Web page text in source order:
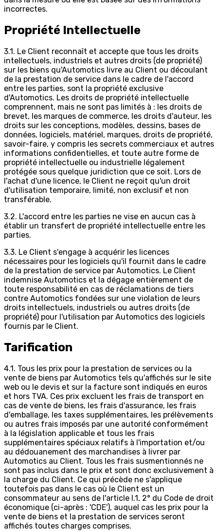
incorrectes.
Propriété Intellectuelle
3.1. Le Client reconnaît et accepte que tous les droits
intellectuels, industriels et autres droits (de propriété)
sur les biens qu'Automotics livre au Client ou découlant
de la prestation de service dans le cadre de l'accord
entre les parties, sont la propriété exclusive
d'Automotics. Les droits de propriété intellectuelle
comprennent, mais ne sont pas limités à : les droits de
brevet, les marques de commerce, les droits d'auteur, les
droits sur les conceptions, modèles, dessins, bases de
données, logiciels, matériel, marques, droits de propriété,
savoir-faire, y compris les secrets commerciaux et autres
informations confidentielles, et toute autre forme de
propriété intellectuelle ou industrielle légalement
protégée sous quelque juridiction que ce soit. Lors de
l'achat d'une licence, le Client ne reçoit qu'un droit
d'utilisation temporaire, limité, non exclusif et non
transférable.
3.2. L'accord entre les parties ne vise en aucun cas à
établir un transfert de propriété intellectuelle entre les
parties.
3.3. Le Client s'engage à acquérir les licences
nécessaires pour les logiciels qu'il fournit dans le cadre
de la prestation de service par Automotics. Le Client
indemnise Automotics et la dégage entièrement de
toute responsabilité en cas de réclamations de tiers
contre Automotics fondées sur une violation de leurs
droits intellectuels, industriels ou autres droits (de
propriété) pour l'utilisation par Automotics des logiciels
fournis par le Client.
Tarification
4.1. Tous les prix pour la prestation de services ou la
vente de biens par Automotics tels qu'affichés sur le site
web ou le devis et sur la facture sont indiqués en euros
et hors TVA. Ces prix excluent les frais de transport en
cas de vente de biens, les frais d'assurance, les frais
d'emballage, les taxes supplémentaires, les prélèvements
ou autres frais imposés par une autorité conformément
à la législation applicable et tous les frais
supplémentaires spéciaux relatifs à l'importation et/ou
au dédouanement des marchandises à livrer par
Automotics au Client. Tous les frais susmentionnés ne
sont pas inclus dans le prix et sont donc exclusivement à
la charge du Client. Ce qui précède ne s'applique
toutefois pas dans le cas où le Client est un
consommateur au sens de l'article I.1, 2° du Code de droit
économique (ci-après : 'CDE'), auquel cas les prix pour la
vente de biens et la prestation de services seront
affichés toutes charges comprises.